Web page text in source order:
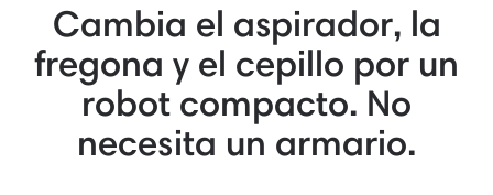
Cambia el aspirador, la
fregona y el cepillo por un
robot compacto. No
necesita un armario.